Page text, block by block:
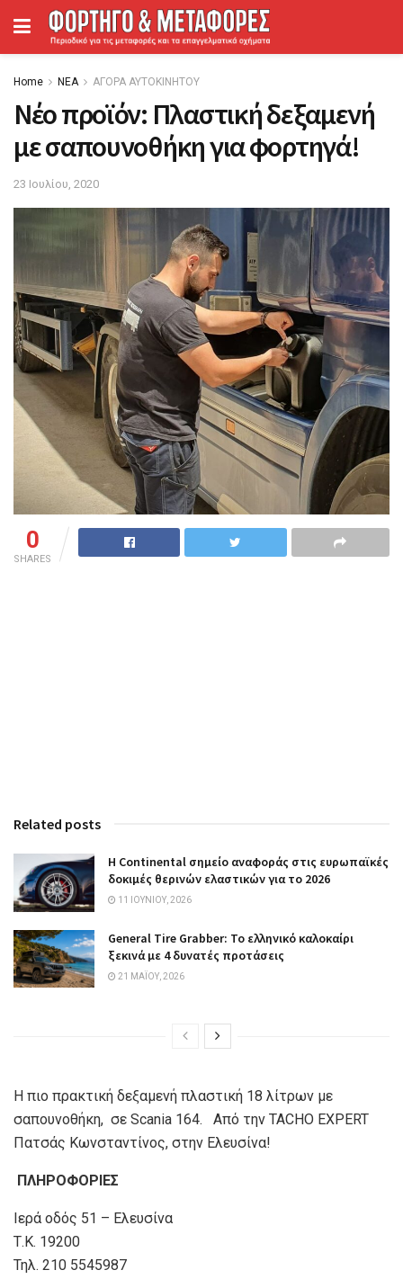
Home ΝΕΑ ΑΓΟΡΑ ΑΥΤΟΚΙΝΗΤΟΥ
Νέο προϊόν: Πλαστική δεξαμενή
με σαπουνοθήκη για φορτηγά!
23 Ιουλίου, 2020
0
SHARES
Related posts
Η Continental σημείο αναφοράς στις ευρωπαϊκές
δοκιμές θερινών ελαστικών για το 2026
11 ΙΟΥΝΊΟΥ, 2026
General Tire Grabber: Το ελληνικό καλοκαίρι
ξεκινά με 4 δυνατές προτάσεις
21 ΜΑΪ́ΟΥ, 2026
Η πιο πρακτική δεξαμενή πλαστική 18 λίτρων με
σαπουνοθήκη, σε Scania 164. Από την TACHO EXPERT
Πατσάς Κωνσταντίνος, στην Ελευσίνα!
ΠΛΗΡΟΦΟΡΙΕΣ
Ιερά οδός 51 – Ελευσίνα
Τ.Κ. 19200
Τηλ. 210 5545987